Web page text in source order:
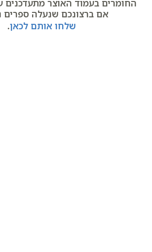
החומרים בעמוד האוצר מתעדכנים
אם ברצונכם שנעלה ספרים
שלחו אותם לכאן.